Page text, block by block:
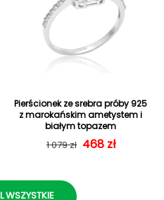
Pierścionek ze srebra próby 925
z marokańskim ametystem i
białym topazem
Cena
1 079 zł Cena
468 zł
WSZYSTKIE